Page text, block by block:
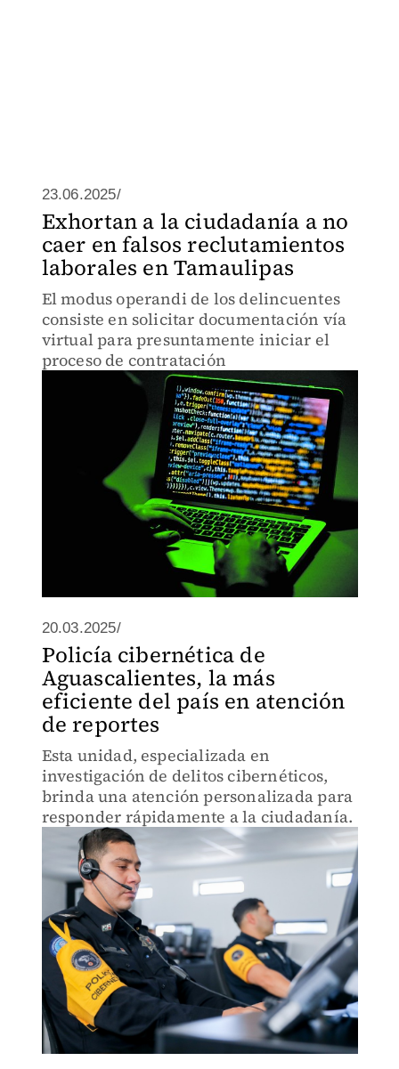
23.06.2025/
Exhortan a la ciudadanía a no
caer en falsos reclutamientos
laborales en Tamaulipas
El modus operandi de los delincuentes
consiste en solicitar documentación vía
virtual para presuntamente iniciar el
proceso de contratación
20.03.2025/
Policía cibernética de
Aguascalientes, la más
eficiente del país en atención
de reportes
Esta unidad, especializada en
investigación de delitos cibernéticos,
brinda una atención personalizada para
responder rápidamente a la ciudadanía.